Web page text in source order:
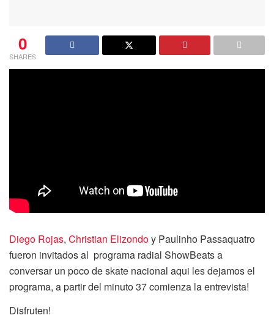
0
SHARES
Diego Rojas, Christian Elizondoy Paulinho Passaquatro
fueron invitados al programa radial ShowBeats a
conversar un poco de skate nacional aqui les dejamos el
programa, a partir del minuto 37 comienza la entrevista!
Disfruten!